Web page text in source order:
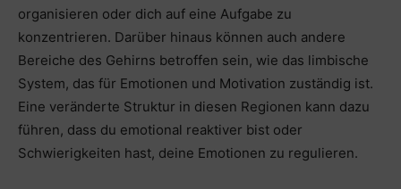
organisieren oder dich auf eine Aufgabe zu
konzentrieren. Darüber hinaus können auch andere
Bereiche des Gehirns betroffen sein, wie das limbische
System, das für Emotionen und Motivation zuständig ist.
Eine veränderte Struktur in diesen Regionen kann dazu
führen, dass du emotional reaktiver bist oder
Schwierigkeiten hast, deine Emotionen zu regulieren.